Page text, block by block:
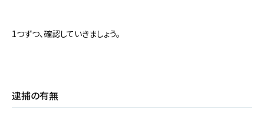
1つずつ、確認していきましょう。
逮捕の有無